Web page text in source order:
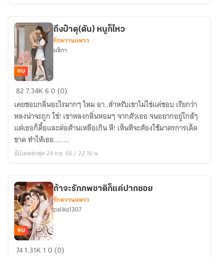
ถึง
ดุ(ดัน)
หนู
ก็
ไหว
จบ
ถึงป๋าดุ(ดัน) หนูก็ไหว
รักหวานแหวว
ผลิกา
827.34K60 (0)
เคยชอบกลิ่นอะไรมากๆ ไหม อา..สำหรับเขาไม่ใช่แค่ชอบ เรียกว่า
หลงน่าจะถูก ใช่! เขาหลงกลิ่นหอมๆ จากตัวเธอ จนอยากอยู่ใกล้ๆ
แต่เธอก็ดื้อและต่อต้านเหลือเกิน หึ! เห็นทีจะต้องใช้มาตรการเด็ด
ขาด ทำให้เธอ........
อัปเดตล่าสุด 24 ก.ย. 66 / 22:16 น.
ถ้า
จบ
ถ้าจะรักภพชาติก็แค่ปากซอย
รักหวานแหวว
palika1307
741.31K 10 (0)